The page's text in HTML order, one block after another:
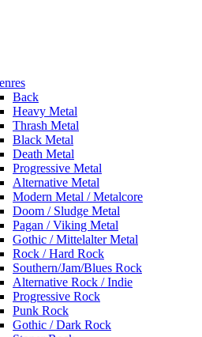
Back
Heavy Metal
Thrash Metal
Black Metal
Death Metal
Progressive Metal
Alternative Metal
Modern Metal / Metalcore
Doom / Sludge Metal
Pagan / Viking Metal
Gothic / Mittelalter Metal
Rock / Hard Rock
Southern/Jam/Blues Rock
Alternative Rock / Indie
Progressive Rock
Punk Rock
Gothic / Dark Rock